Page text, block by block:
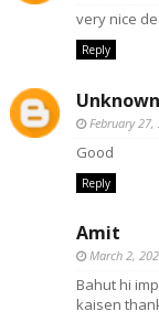
very nice
Reply
Unknown
February
Good
Reply
Amit
March 2,
Bahut hi
kaisen